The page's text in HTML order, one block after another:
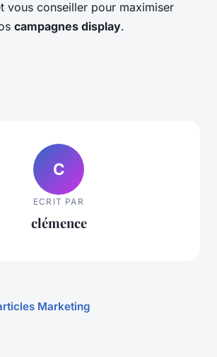
vous conseiller pour maximiser
campagnes display.
C
ECRIT PAR
clémence
Marketing